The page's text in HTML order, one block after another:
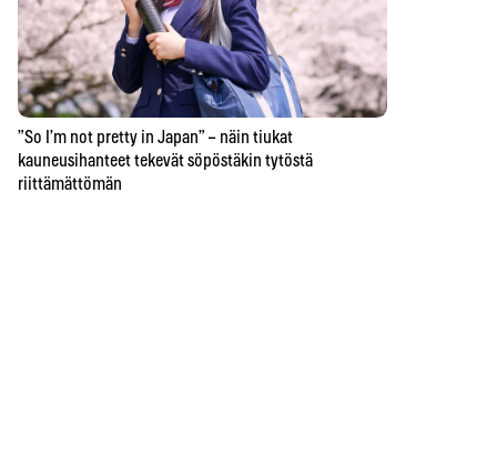
”So I’m not pretty in Japan” – näin tiukat
kauneusihanteet tekevät söpöstäkin tytöstä
riittämättömän